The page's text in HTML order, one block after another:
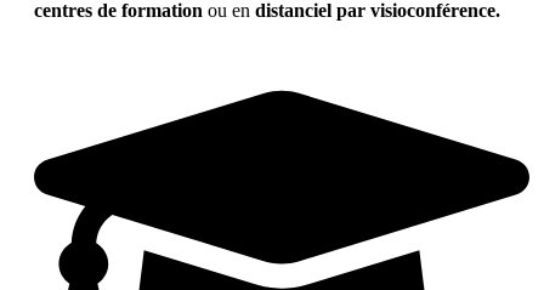
centres de formation ou en distanciel par visioconférence.